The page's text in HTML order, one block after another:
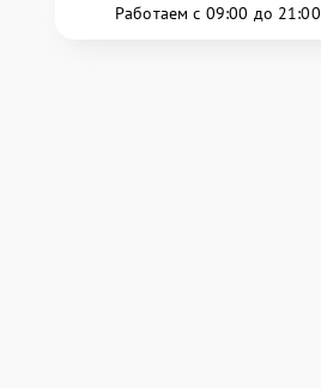
Работаем с 09:00 до 21:00